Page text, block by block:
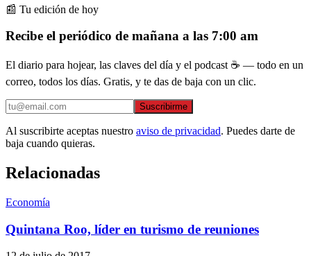
📰 Tu edición de hoy
Recibe el periódico de mañana a las 7:00 am
El diario para hojear, las claves del día y el podcast ☕ — todo en un
correo, todos los días. Gratis, y te das de baja con un clic.
Suscribirme
Al suscribirte aceptas nuestro aviso de privacidad. Puedes darte de
baja cuando quieras.
Relacionadas
Economía
Quintana Roo, líder en turismo de reuniones